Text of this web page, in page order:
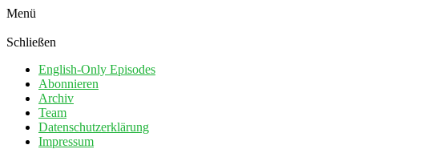
Menü
Schließen
English-Only Episodes
Abonnieren
Archiv
Team
Datenschutzerklärung
Impressum